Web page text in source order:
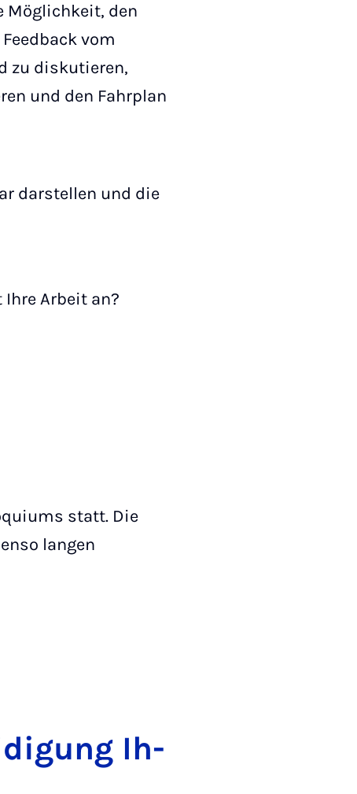
Möglichkeit, den
vom
zu diskutieren,
und den Fahrplan
darstellen und die
Arbeit an?
statt. Die
langen
Ih­